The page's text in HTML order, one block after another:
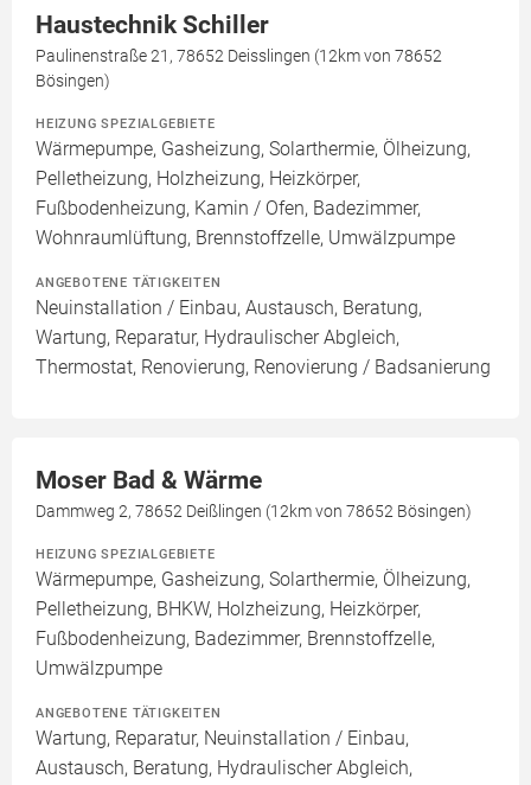
Haustechnik Schiller
Paulinenstraße 21, 78652 Deisslingen (12km von 78652
Bösingen)
HEIZUNG SPEZIALGEBIETE
Wärmepumpe, Gasheizung, Solarthermie, Ölheizung,
Pelletheizung, Holzheizung, Heizkörper,
Fußbodenheizung, Kamin / Ofen, Badezimmer,
Wohnraumlüftung, Brennstoffzelle, Umwälzpumpe
ANGEBOTENE TÄTIGKEITEN
Neuinstallation / Einbau, Austausch, Beratung,
Wartung, Reparatur, Hydraulischer Abgleich,
Thermostat, Renovierung, Renovierung / Badsanierung
Moser Bad & Wärme
Dammweg 2, 78652 Deißlingen (12km von 78652 Bösingen)
HEIZUNG SPEZIALGEBIETE
Wärmepumpe, Gasheizung, Solarthermie, Ölheizung,
Pelletheizung, BHKW, Holzheizung, Heizkörper,
Fußbodenheizung, Badezimmer, Brennstoffzelle,
Umwälzpumpe
ANGEBOTENE TÄTIGKEITEN
Wartung, Reparatur, Neuinstallation / Einbau,
Austausch, Beratung, Hydraulischer Abgleich,